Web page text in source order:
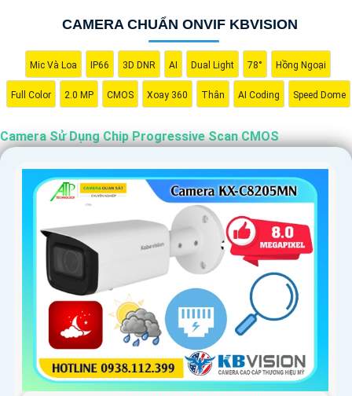
CAMERA CHUẨN ONVIF KBVISION
Mic Và Loa IP66 3D DNR AI Dual Light 78° Hồng Ngoại
Full Color 2.0 MP CMOS Xoay 360 Thân AI Coding Speed Dome
Camera Sử Dụng Chip Progressive Scan CMOS